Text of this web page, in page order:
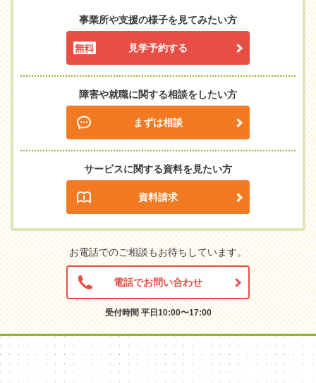
事業所や支援の様子を見てみたい方
見学予約する
障害や就職に関する相談をしたい方
まずは相談
サービスに関する資料を見たい方
資料請求
お電話でのご相談もお待ちしています。
電話でお問い合わせ
受付時間 平日10:00〜17:00